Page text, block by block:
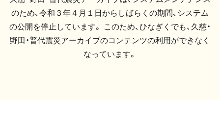
のため、令和３年４月１日からしばらくの期間、システム
の公開を停止しています。 このため、ひなぎくでも、久慈・
野田・普代震災アーカイブのコンテンツの利用ができなく
なっています。